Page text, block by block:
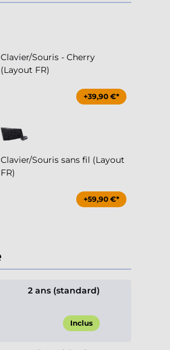
Clavier/Souris - Cherry
(Layout FR)
+39,90 €*
Clavier/Souris sans fil (Layout
FR)
+59,90 €*
2 ans (standard)
Inclus